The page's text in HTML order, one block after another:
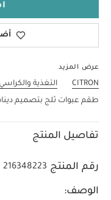
عرض المزيد
CITRON التغذية والكراسي
طقم عبوات ثلج بتصميم
تفاصيل المنتج
رقم المنتج 216348223
الوصف: